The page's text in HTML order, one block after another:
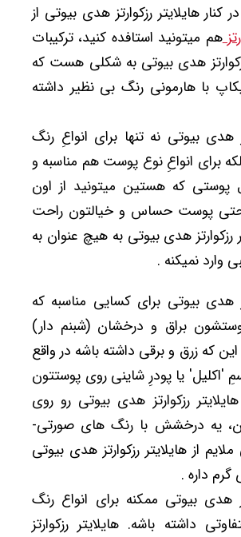
کنار هایلایتر رزکوارتز هدی بیوتی از
هم میتونید استافده کنید، ترکیبات
هدی بیوتی به شکلی هست که
با هارمونی رنگ بی نظیر داشته
هدی بیوتی نه تنها برای انواعِ رنگ
برای انواعِ نوع پوست هم مناسبه و
پوستی که هستین میتونید از اون
حتی پوست حساس و خیالتون راحت
رزکوارتز هدی بیوتی به هیچ عنوان به
وارد نمیکنه .
هدی بیوتی برای کسایی مناسبه که
براق و درخشان (شبنم دار)
که زرق و برقی داشته باشه در واقع
'اکلیل' یا پودرِ شاینی روی پوستتون
رزکوارتز هدی بیوتی رو روی
یه درخشش با رنگ های صورتی-
از هایلایتر رزکوارتز هدی بیوتی
گرم داره .
هدی بیوتی ممکنه برای انواع رنگ
داشته باشه. هایلایتر رزکوارتز